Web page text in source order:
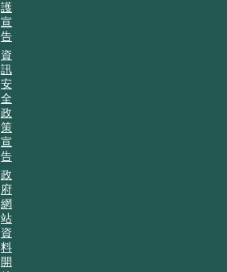
護
宣
告
資
訊
安
全
政
策
宣
告
政
府
網
站
資
料
開